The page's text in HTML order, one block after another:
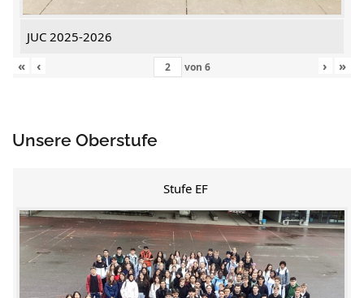
JUC 2025-2026
«
‹ von 6 › »
Unsere Oberstufe
Stufe EF